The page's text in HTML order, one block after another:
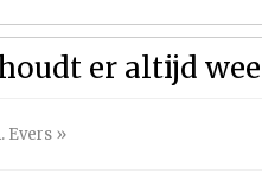
er altijd
Evers »